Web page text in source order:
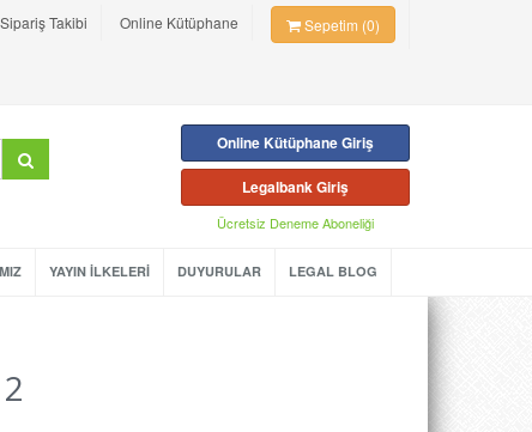
Sipariş Takibi Online Kütüphane Sepetim (0)
Online Kütüphane Giriş
Legalbank Giriş
Ücretsiz Deneme Aboneliği
YAYIN İLKELERİ DUYURULAR LEGAL BLOG